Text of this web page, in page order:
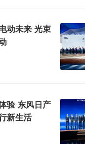
感受了全车全时语
能的前沿，以及宽
互动中播下了探索
动未来 光束
验 东风日产
新生活